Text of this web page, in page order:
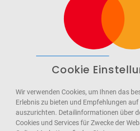
WCAG-2.1-AA
Cookie
Wir verwenden Cookies, um Ihnen das
Erlebnis zu bieten und Empfehlungen
auszurichten. Detailinformationen über
Cookies und Services für Zwecke der